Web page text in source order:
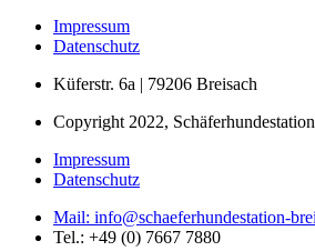
Impressum
Datenschutz
Küferstr. 6a | 79206 Breisach
Copyright 2022,
Impressum
Datenschutz
Mail: info@schaeferhundestation-
Tel.: +49 (0) 7667 7880